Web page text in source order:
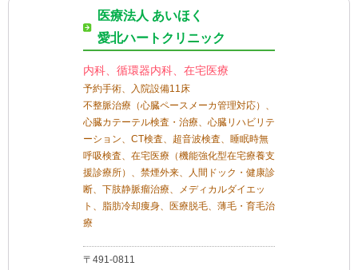
医療法人 あいほく
愛北ハートクリニック
内科、循環器内科、在宅医療
予約手術、入院設備11床
不整脈治療（心臓ペースメーカ管理対応）、
心臓カテーテル検査・治療、心臓リハビリテ
ーション、CT検査、超音波検査、睡眠時無
呼吸検査、在宅医療（機能強化型在宅療養支
援診療所）、禁煙外来、人間ドック・健康診
断、下肢静脈瘤治療、メディカルダイエッ
ト、脂肪冷却痩身、医療脱毛、薄毛・育毛治
療
〒491-0811